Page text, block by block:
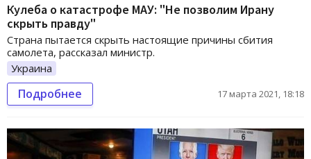
Кулеба о катастрофе МАУ: "Не позволим Ирану
скрыть правду"
Страна пытается скрыть настоящие причины сбития
самолета, рассказал министр.
Украина
Подробнее 17 марта 2021, 18:18